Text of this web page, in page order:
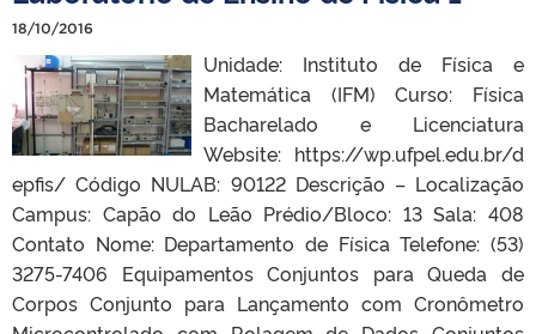
18/10/2016
Unidade: Instituto de Física e
Matemática (IFM) Curso: Física
Bacharelado e Licenciatura
Website: https://wp.ufpel.edu.br/d
epfis/ Código NULAB: 90122 Descrição – Localização
Campus: Capão do Leão Prédio/Bloco: 13 Sala: 408
Contato Nome: Departamento de Física Telefone: (53)
3275-7406 Equipamentos Conjuntos para Queda de
Corpos Conjunto para Lançamento com Cronômetro